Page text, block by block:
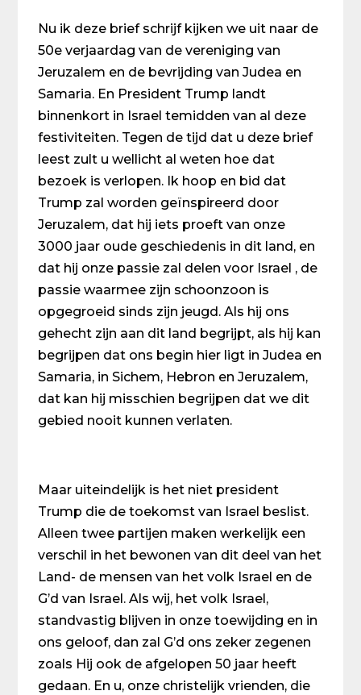
Nu ik deze brief schrijf kijken we uit naar de
50e verjaardag van de vereniging van
Jeruzalem en de bevrijding van Judea en
Samaria. En President Trump landt
binnenkort in Israel temidden van al deze
festiviteiten. Tegen de tijd dat u deze brief
leest zult u wellicht al weten hoe dat
bezoek is verlopen. Ik hoop en bid dat
Trump zal worden geïnspireerd door
Jeruzalem, dat hij iets proeft van onze
3000 jaar oude geschiedenis in dit land, en
dat hij onze passie zal delen voor Israel , de
passie waarmee zijn schoonzoon is
opgegroeid sinds zijn jeugd. Als hij ons
gehecht zijn aan dit land begrijpt, als hij kan
begrijpen dat ons begin hier ligt in Judea en
Samaria, in Sichem, Hebron en Jeruzalem,
dat kan hij misschien begrijpen dat we dit
gebied nooit kunnen verlaten.
Maar uiteindelijk is het niet president
Trump die de toekomst van Israel beslist.
Alleen twee partijen maken werkelijk een
verschil in het bewonen van dit deel van het
Land- de mensen van het volk Israel en de
G’d van Israel. Als wij, het volk Israel,
standvastig blijven in onze toewijding en in
ons geloof, dan zal G’d ons zeker zegenen
zoals Hij ook de afgelopen 50 jaar heeft
gedaan. En u, onze christelijk vrienden, die